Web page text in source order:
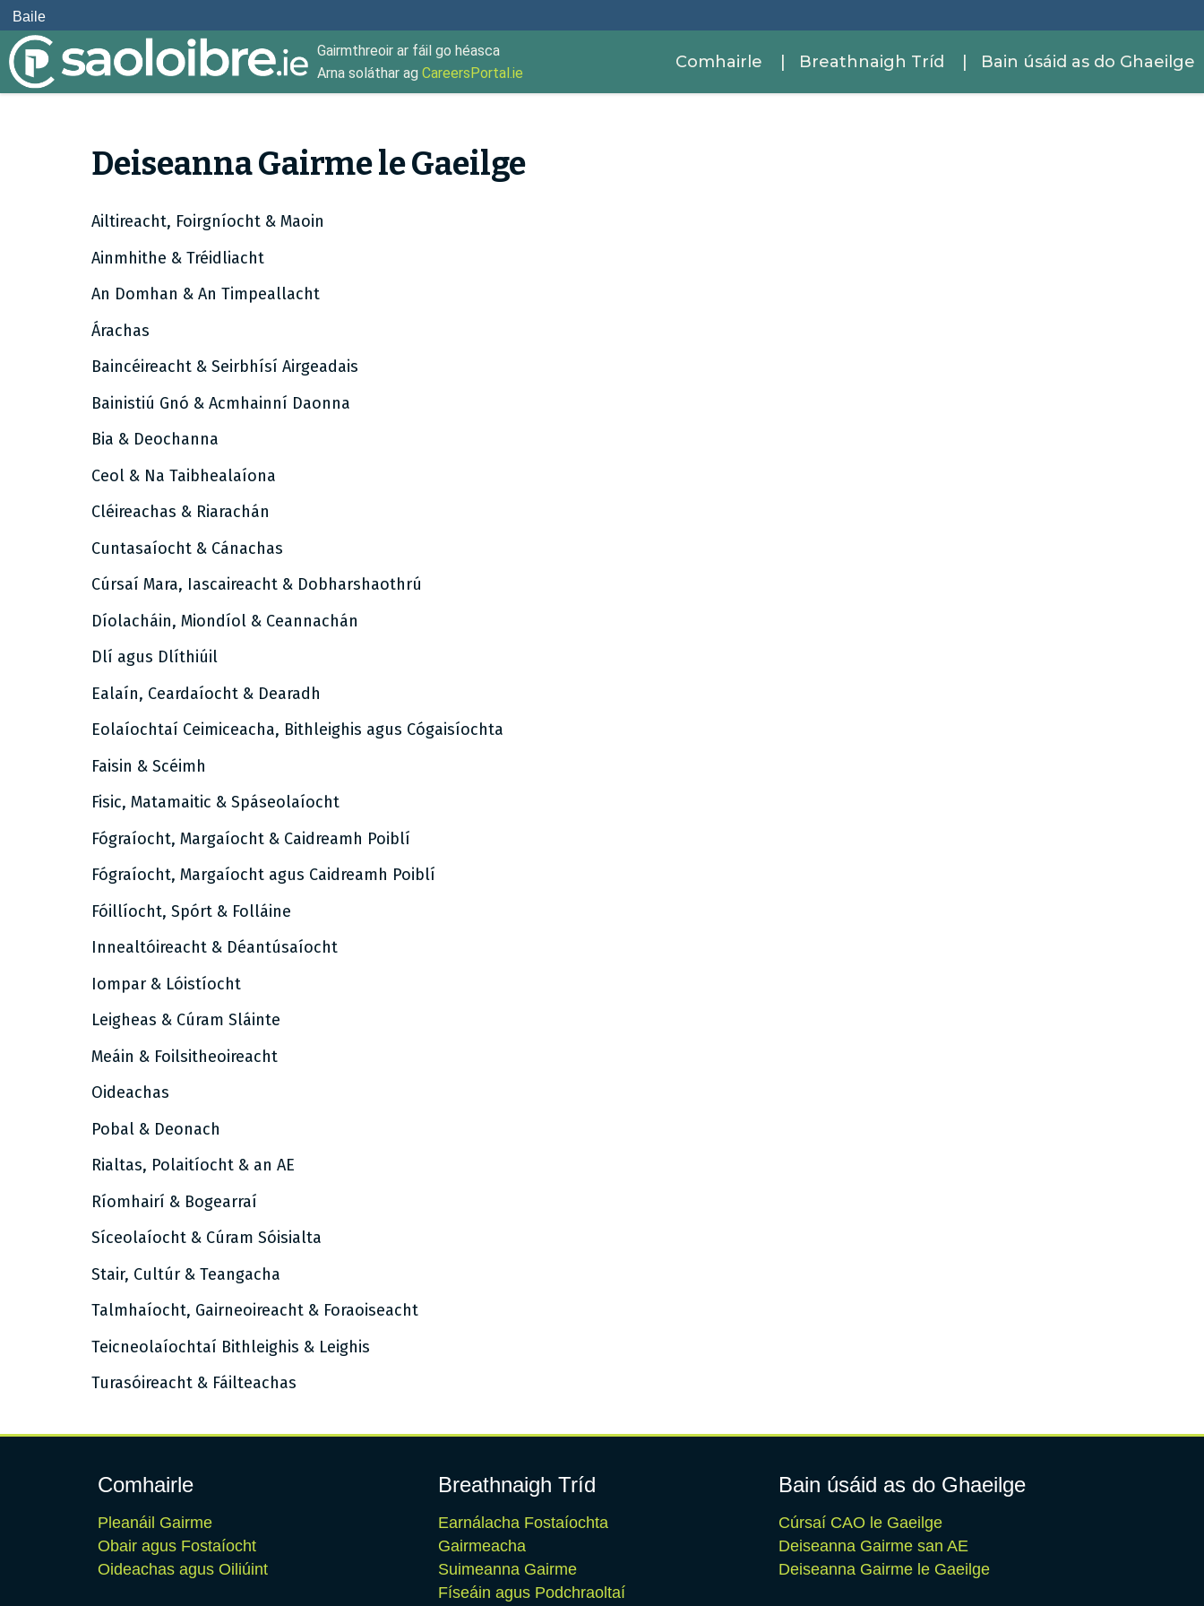
Baile
Gairmthreoir ar fáil go héasca
Arna soláthar ag CareersPortal.ie
Comhairle | Breathnaigh Tríd | Bain úsáid as do Ghaeilge
Deiseanna Gairme le Gaeilge
Ailtireacht, Foirgníocht & Maoin
Ainmhithe & Tréidliacht
An Domhan & An Timpeallacht
Árachas
Baincéireacht & Seirbhísí Airgeadais
Bainistiú Gnó & Acmhainní Daonna
Bia & Deochanna
Ceol & Na Taibhealaíona
Cléireachas & Riarachán
Cuntasaíocht & Cánachas
Cúrsaí Mara, Iascaireacht & Dobharshaothrú
Díolacháin, Miondíol & Ceannachán
Dlí agus Dlíthiúil
Ealaín, Ceardaíocht & Dearadh
Eolaíochtaí Ceimiceacha, Bithleighis agus Cógaisíochta
Faisin & Scéimh
Fisic, Matamaitic & Spáseolaíocht
Fógraíocht, Margaíocht & Caidreamh Poiblí
Fógraíocht, Margaíocht agus Caidreamh Poiblí
Fóillíocht, Spórt & Folláine
Innealtóireacht & Déantúsaíocht
Iompar & Lóistíocht
Leigheas & Cúram Sláinte
Meáin & Foilsitheoireacht
Oideachas
Pobal & Deonach
Rialtas, Polaitíocht & an AE
Ríomhairí & Bogearraí
Síceolaíocht & Cúram Sóisialta
Stair, Cultúr & Teangacha
Talmhaíocht, Gairneoireacht & Foraoiseacht
Teicneolaíochtaí Bithleighis & Leighis
Turasóireacht & Fáilteachas
Comhairle
Pleanáil Gairme
Obair agus Fostaíocht
Oideachas agus Oiliúint
Breathnaigh Tríd
Earnálacha Fostaíochta
Gairmeacha
Suimeanna Gairme
Físeáin agus Podchraoltaí
Bain úsáid as do Ghaeilge
Cúrsaí CAO le Gaeilge
Deiseanna Gairme san AE
Deiseanna Gairme le Gaeilge